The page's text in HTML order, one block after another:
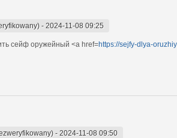
- 2024-11-08 09:25
сейф оружейный <a href=https://sejfy-dlya-
- 2024-11-08 09:50